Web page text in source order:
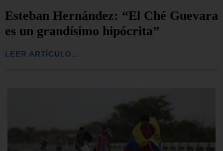
Esteban Hernández: “El Ché Guevara
es un grandísimo hipócrita”
LEER ARTÍCULO...